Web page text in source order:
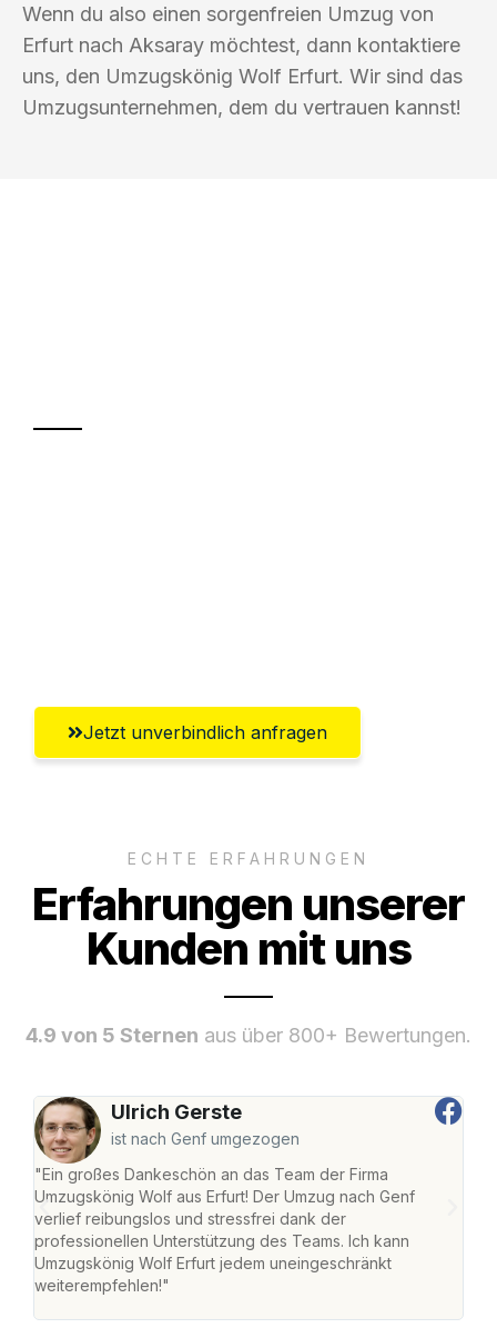
Wenn du also einen sorgenfreien Umzug von
Erfurt nach Aksaray möchtest, dann kontaktiere
uns, den Umzugskönig Wolf Erfurt. Wir sind das
Umzugsunternehmen, dem du vertrauen kannst!
Jetzt unverbindlich anfragen
ECHTE ERFAHRUNGEN
Erfahrungen unserer
Kunden mit uns
4.9 von 5 Sternen aus über 800+ Bewertungen.
Ulrich Gerste
ist nach Genf umgezogen
"Ein großes Dankeschön an das Team der Firma
Umzugskönig Wolf aus Erfurt! Der Umzug nach Genf
verlief reibungslos und stressfrei dank der
professionellen Unterstützung des Teams. Ich kann
Umzugskönig Wolf Erfurt jedem uneingeschränkt
weiterempfehlen!"